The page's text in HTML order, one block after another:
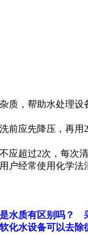
，帮助水处理设
先降压，再用
超过2次，每次清
经常使用化学法
水质有区别吗？
化水设备可以去除